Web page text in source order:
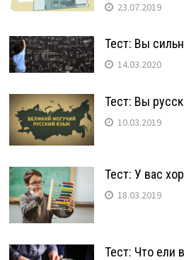
23.07.2019
Тест: Вы
14.03.2020
Тест: Вы
10.03.2019
Тест: У вас
18.03.2019
Тест: Что ели